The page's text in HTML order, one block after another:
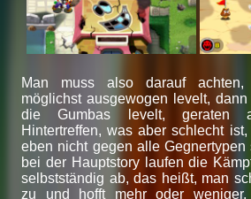
Man muss also darauf
möglichst ausgewogen levelt,
die Gumbas levelt, geraten
Hintertreffen, was aber schlecht
eben nicht gegen alle
bei der Hauptstory laufen die
selbstständig ab, das heißt, man
zu und hofft mehr oder